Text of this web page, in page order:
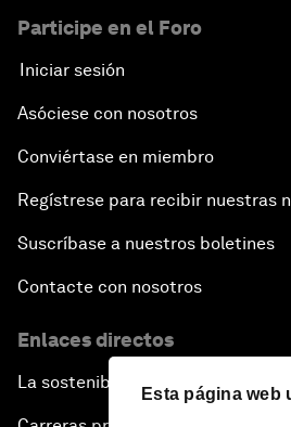
Esta página web
Participe en el Foro
Iniciar sesión
Asóciese con nosotros
Conviértase en miembro
Regístrese para recibir nuestras
Suscríbase a nuestros boletines
Contacte con nosotros
Enlaces directos
La sostenibilidad en el Foro